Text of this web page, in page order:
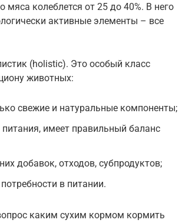
мяса колеблется от 25 до 40%. В него
активные элементы – все
(holistic). Это особый класс
животных:
свежие и натуральные компоненты;
имеет правильный баланс
добавок, отходов, субпродуктов;
в питании.
каким сухим кормом кормить